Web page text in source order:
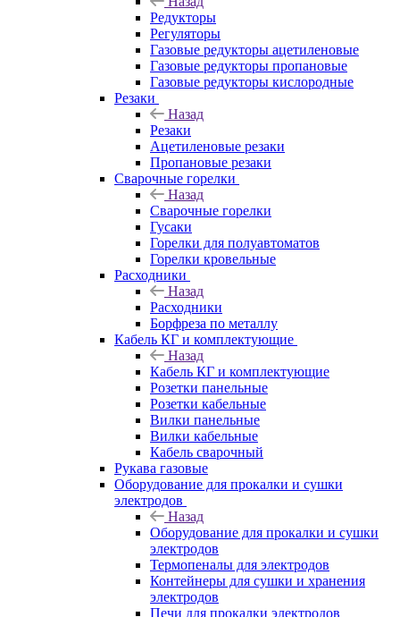
Редукторы
Регуляторы
Газовые редукторы ацетиленовые
Газовые редукторы пропановые
Газовые редукторы кислородные
Резаки
Назад
Резаки
Ацетиленовые резаки
Пропановые резаки
Сварочные горелки
Назад
Сварочные горелки
Гусаки
Горелки для полуавтоматов
Горелки кровельные
Расходники
Назад
Расходники
Борфреза по металлу
Кабель КГ и комплектующие
Назад
Кабель КГ и комплектующие
Розетки панельные
Розетки кабельные
Вилки панельные
Вилки кабельные
Кабель сварочный
Рукава газовые
Оборудование для прокалки и сушки
электродов
Назад
Оборудование для прокалки и сушки
электродов
Термопеналы для электродов
Контейнеры для сушки и хранения
электродов
Печи для прокалки электродов